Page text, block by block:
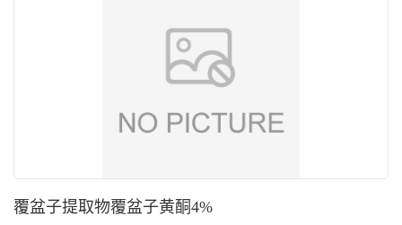
覆盆子提取物覆盆子黄酮4%